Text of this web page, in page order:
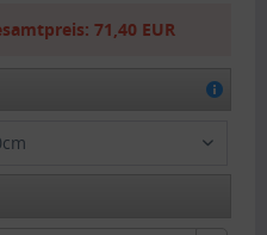
71,40 EUR